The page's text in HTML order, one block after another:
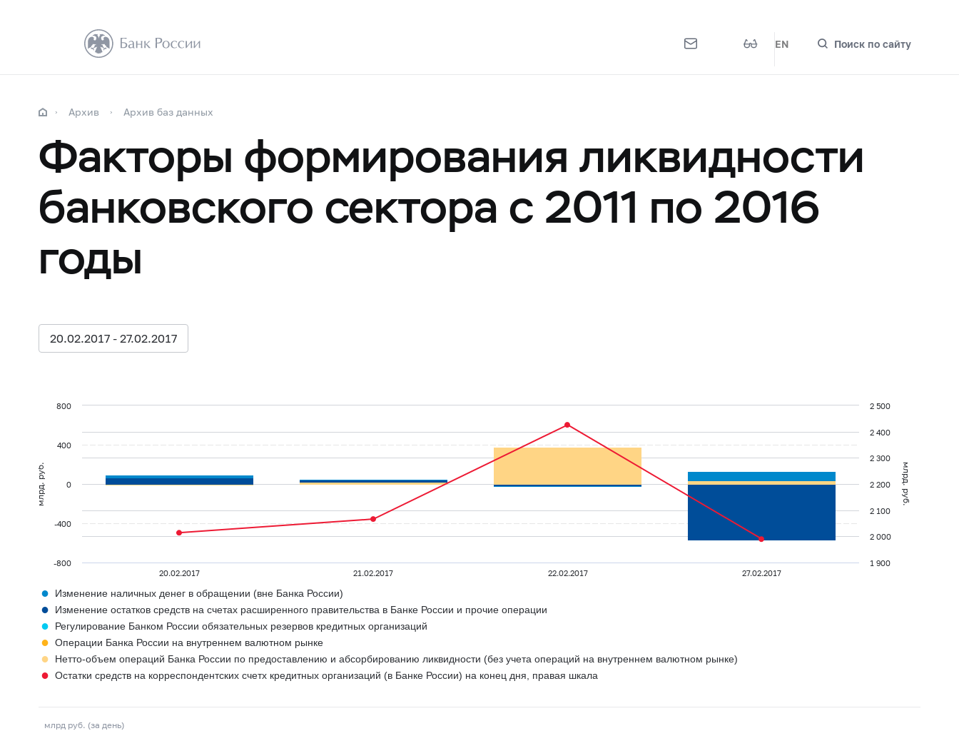
EN Поиск по сайту
Архив Архив баз данных
Факторы формирования ликвидности
банковского сектора с 2011 по 2016
годы
20.02.2017 - 27.02.2017
млрд. руб. млрд. руб.
20.02.2017 21.02.2017 22.02.2017 27.02.2017
-800
-400
0
400
800
1 900
2 000
2 100
2 200
2 300
2 400
2 500
● Изменение наличных денег в обращении (вне Банка России)
● Изменение остатков средств на счетах расширенного правительства в Банке России и прочие операции
● Регулирование Банком России обязательных резервов кредитных организаций
● Операции Банка России на внутреннем валютном рынке
● Нетто-объем операций Банка России по предоставлению и абсорбированию ликвидности (без учета операций на внутреннем валютном рынке)
● Остатки средств на корреспондентских счетх кредитных организаций (в Банке России) на конец дня, правая шкала
млрд руб. (за день)